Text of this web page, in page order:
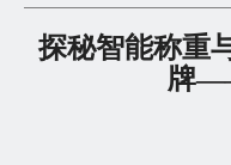
探秘智能称重
牌